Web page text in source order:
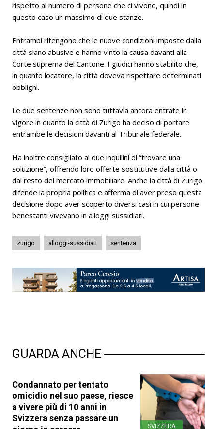
rispetto al numero di persone che ci vivono, quindi in
questo caso un massimo di due stanze.
Entrambi ritengono che le nuove condizioni imposte dalla
città siano abusive e hanno vinto la causa davanti alla
Corte suprema del Cantone. I giudici hanno stabilito che,
in quanto locatore, la città doveva rispettare determinati
obblighi.
Le due sentenze non sono tuttavia ancora entrate in
vigore in quanto la città di Zurigo ha deciso di portare
entrambe le decisioni davanti al Tribunale federale.
Ha inoltre consigliato ai due inquilini di “trovare una
soluzione”, offrendo loro offerte sostitutive dalla città o
dal resto del mercato immobiliare. Anche la città di Zurigo
difende la propria politica e afferma di aver preso questa
decisione dopo aver scoperto diversi casi in cui persone
benestanti vivevano in alloggi sussidiati.
zurigo alloggi-sussidiati sentenza
GUARDA ANCHE
Condannato per tentato
omicidio nel suo paese, riesce
a vivere più di 10 anni in
Svizzera senza passare un
SVIZZERA